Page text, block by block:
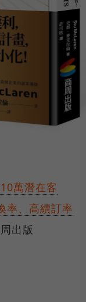
萬潛在客
率、高續訂率
出版